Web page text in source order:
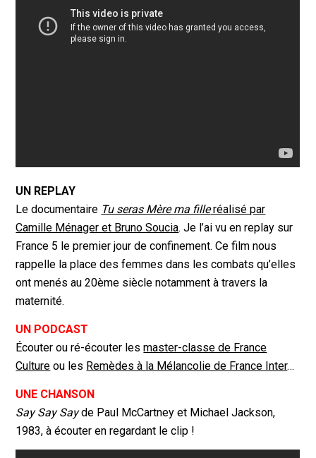
UN REPLAY
Le documentaire Tu seras Mère ma filleréalisé par
Camille Ménager et Bruno Soucia. Je l’ai vu en replay sur
France 5 le premier jour de confinement. Ce film nous
rappelle la place des femmes dans les combats qu’elles
ont menés au 20ème siècle notamment à travers la
maternité.
UN PODCAST
Écouter ou ré-écouter lesmaster-classe de France
Culture ou les Remèdes à la Mélancolie de France Inter…
UNE CHANSON
Say Say Sayde Paul McCartney et Michael Jackson,
1983, à écouter en regardant le clip !